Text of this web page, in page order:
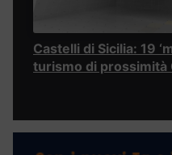
Castelli di Sicilia: 19
turismo di prossimità